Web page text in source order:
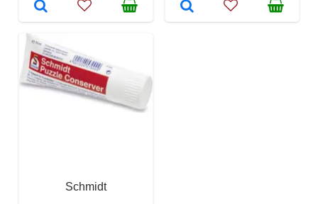
Schmidt